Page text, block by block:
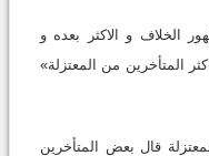
الخلاف و الاکثر بعده و
المتأخرین من المعتزلة»
قال بعض المتأخرین